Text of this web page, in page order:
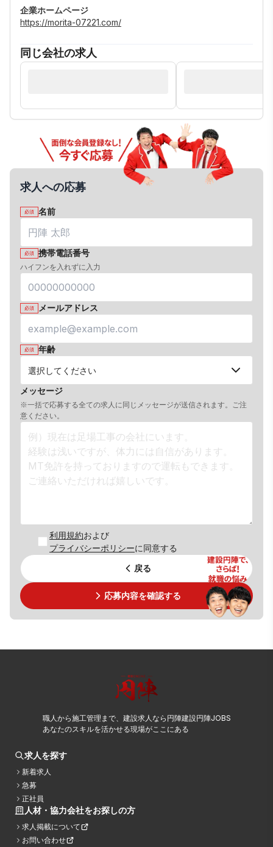
企業ホームページ
https://morita-07221.com/
同じ会社の求人
求人への応募
必須 名前
必須 携帯電話番号
ハイフンを入れずに入力
必須 メールアドレス
必須 年齢
メッセージ
※一括で応募する全ての求人に同じメッセージが送信されます。ご注
意ください。
利用規約および
プライバシーポリシーに同意する
戻る
応募内容を確認する
職人から施工管理まで、建設求人なら円陣建設円陣JOBS
あなたのスキルを活かせる現場がここにある
求人を探す
新着求人
急募
正社員
人材・協力会社をお探しの方
求人掲載について
お問い合わせ